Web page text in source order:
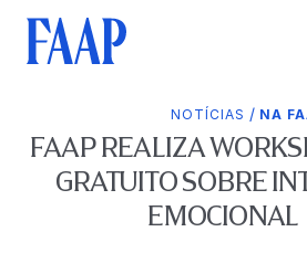
NOTÍCIAS / NA
FAAP REALIZA
GRATUITO SOBRE
EMOCIONAL